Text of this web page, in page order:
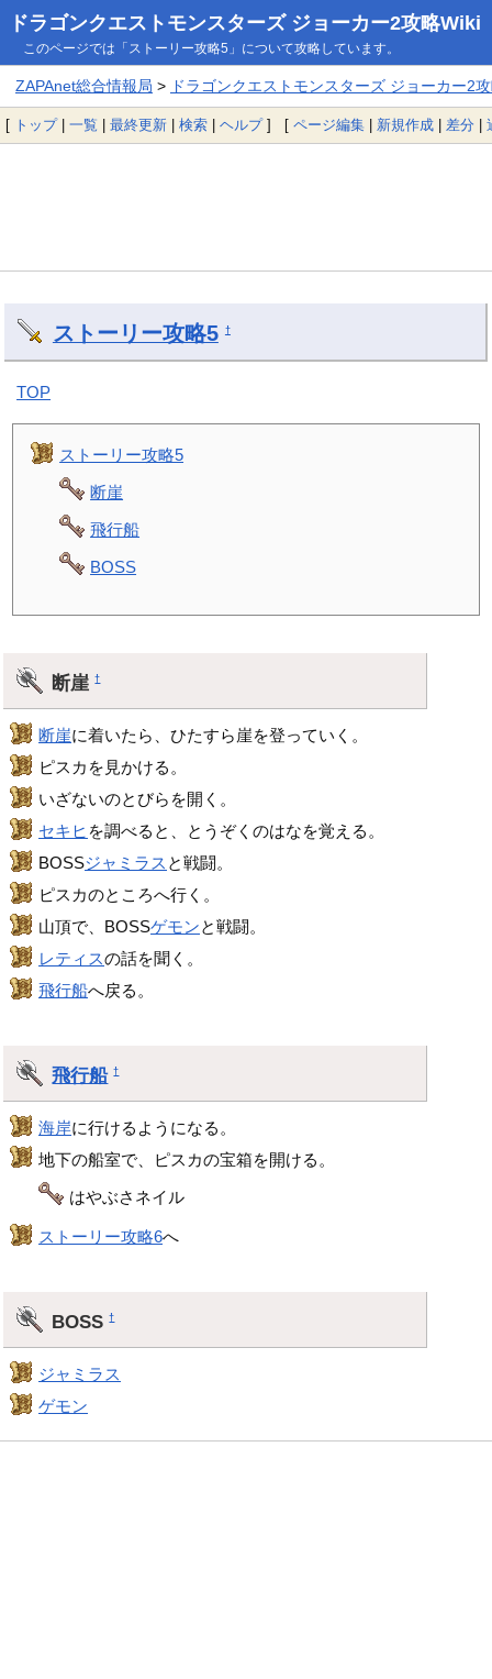
ドラゴンクエストモンスターズ ジョーカー2攻略Wiki
このページでは「ストーリー攻略5」について攻略しています。
ZAPAnet総合情報局 > ドラゴンクエストモンスターズ ジョーカー2
[ トップ| 一覧 | 最終更新 | 検索 | ヘルプ] [ ページ編集 | 新規作成 | 差分 |
ストーリー攻略5 †
TOP
ストーリー攻略5
断崖
飛行船
BOSS
断崖†
断崖に着いたら、ひたすら崖を登っていく。
ピスカを見かける。
いざないのとびらを開く。
セキヒ を調べると、とうぞくのはなを覚える。
BOSSジャミラス と戦闘。
ピスカのところへ行く。
山頂で、BOSSゲモンと戦闘。
レティスの話を聞く。
飛行船へ戻る。
飛行船 †
海岸に行けるようになる。
地下の船室で、ピスカの宝箱を開ける。
はやぶさネイル
ストーリー攻略6へ
BOSS†
ジャミラス
ゲモン